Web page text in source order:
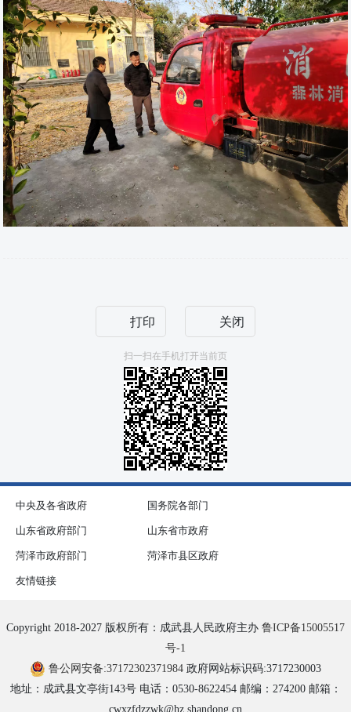
打印 关闭
扫一扫在手机打开当前页
中央及各省政府 国务院各部门
山东省政府部门 山东省市政府
菏泽市政府部门 菏泽市县区政府
友情链接
Copyright 2018-2027 版权所有：成武县人民政府主办 鲁ICP备15005517
号-1
鲁公网安备:37172302371984 政府网站标识码:3717230003
地址：成武县文亭街143号 电话：0530-8622454 邮编：274200 邮箱：
cwxzfdzzwk@hz.shandong.cn